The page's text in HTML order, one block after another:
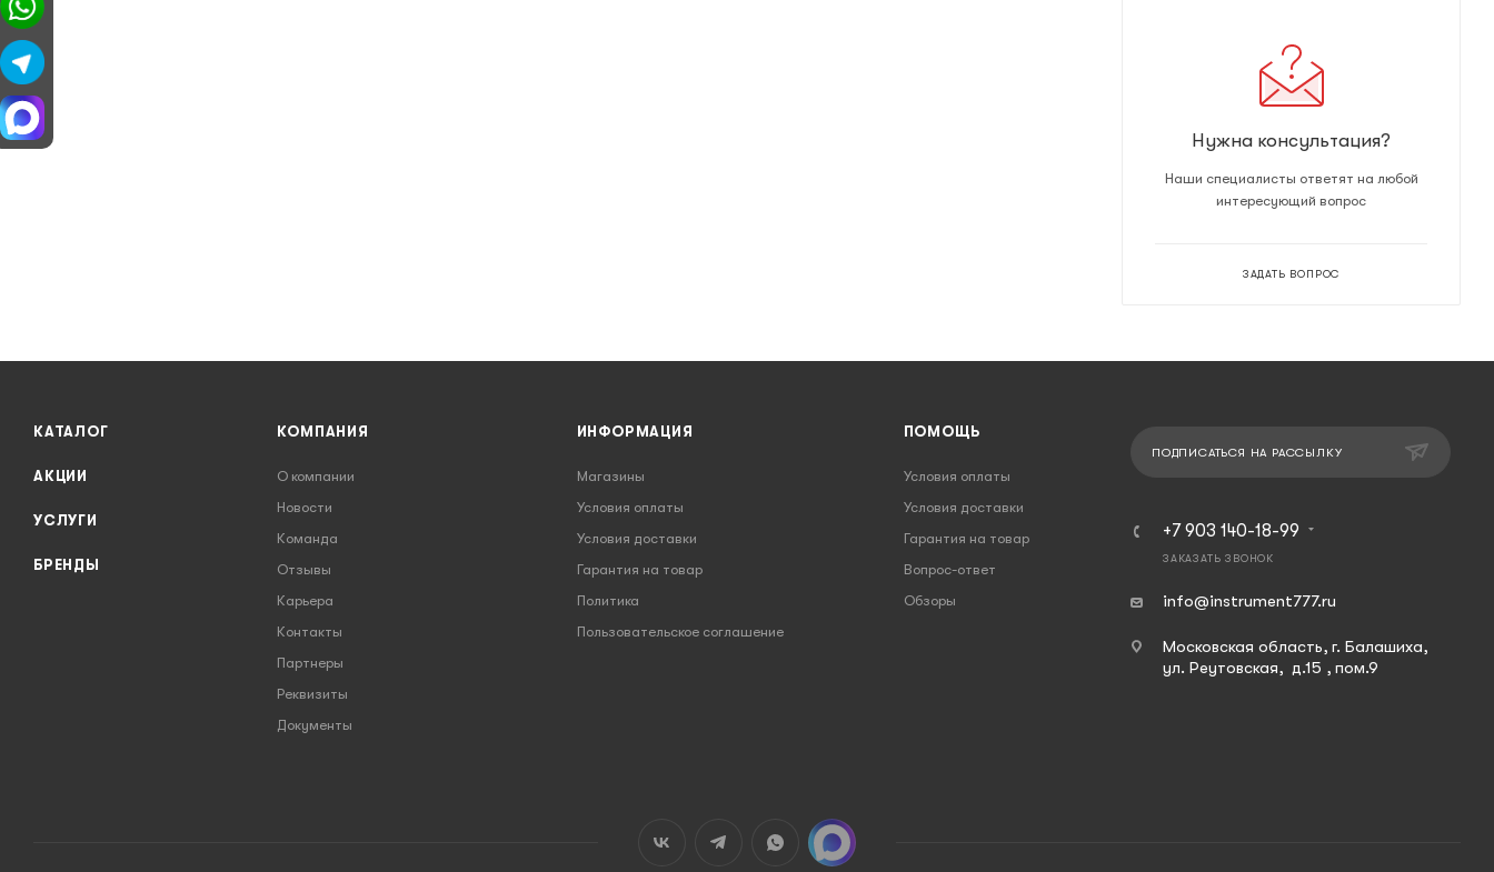
Нужна консультация?
Наши специалисты ответят на любой
интересующий вопрос
ЗАДАТЬ ВОПРОС
КАТАЛОГ
АКЦИИ
УСЛУГИ
БРЕНДЫ
КОМПАНИЯ
О компании
Новости
Команда
Отзывы
Карьера
Контакты
Партнеры
Реквизиты
Документы
ИНФОРМАЦИЯ
Магазины
Условия оплаты
Условия доставки
Гарантия на товар
Политика
Пользовательское соглашение
ПОМОЩЬ
Условия оплаты
Условия доставки
Гарантия на товар
Вопрос-ответ
Обзоры
ПОДПИСАТЬСЯ НА РАССЫЛКУ
+7 903 140-18-99
ЗАКАЗАТЬ ЗВОНОК
info@instrument777.ru
Московская область, г. Балашиха,
ул. Реутовская, д.15 , пом.9